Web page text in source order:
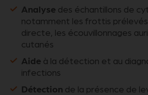
Analyse des échantillons de
notamment les frottis
directe, les écouvillonnages
cutanés
Aide à la détection et au
infections
Détection de la présence de